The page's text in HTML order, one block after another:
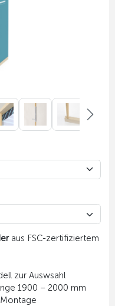
aus FSC-zertifiziertem
zur Auswsahl
1900 – 2000 mm